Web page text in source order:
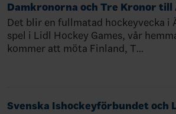
Damkronorna och Tre Kronor till
Det blir en fullmatad hockeyvecka i
spel i Lidl Hockey Games, vår
kommer att möta Finland, T…
Svenska Ishockeyförbundet och